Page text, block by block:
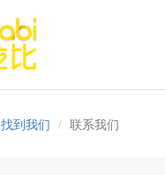
找到我们 联系我们